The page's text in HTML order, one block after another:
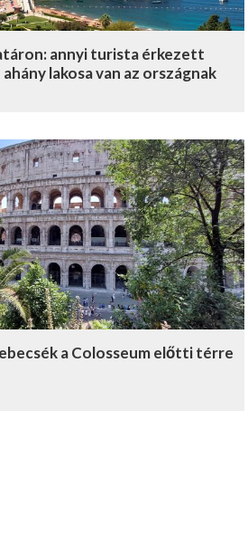
annyi turista érkezett
lakosa van az országnak
a Colosseum előtti térre